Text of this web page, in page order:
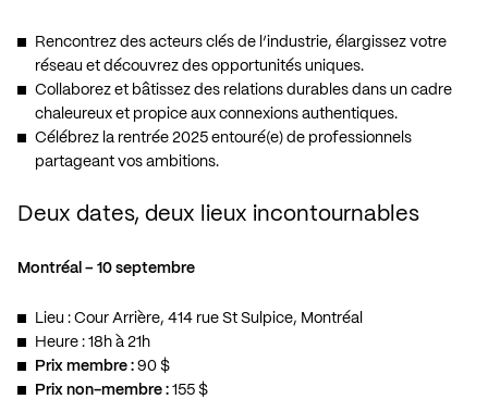
Rencontrez des acteurs clés de l’industrie, élargissez votre
réseau et découvrez des opportunités uniques.
Collaborez et bâtissez des relations durables dans un cadre
chaleureux et propice aux connexions authentiques.
Célébrez la rentrée 2025 entouré(e) de professionnels
partageant vos ambitions.
Deux dates, deux lieux incontournables
Montréal – 10 septembre
Lieu : Cour Arrière, 414 rue St Sulpice, Montréal
Heure : 18h à 21h
Prix membre : 90 $
Prix non-membre : 155 $